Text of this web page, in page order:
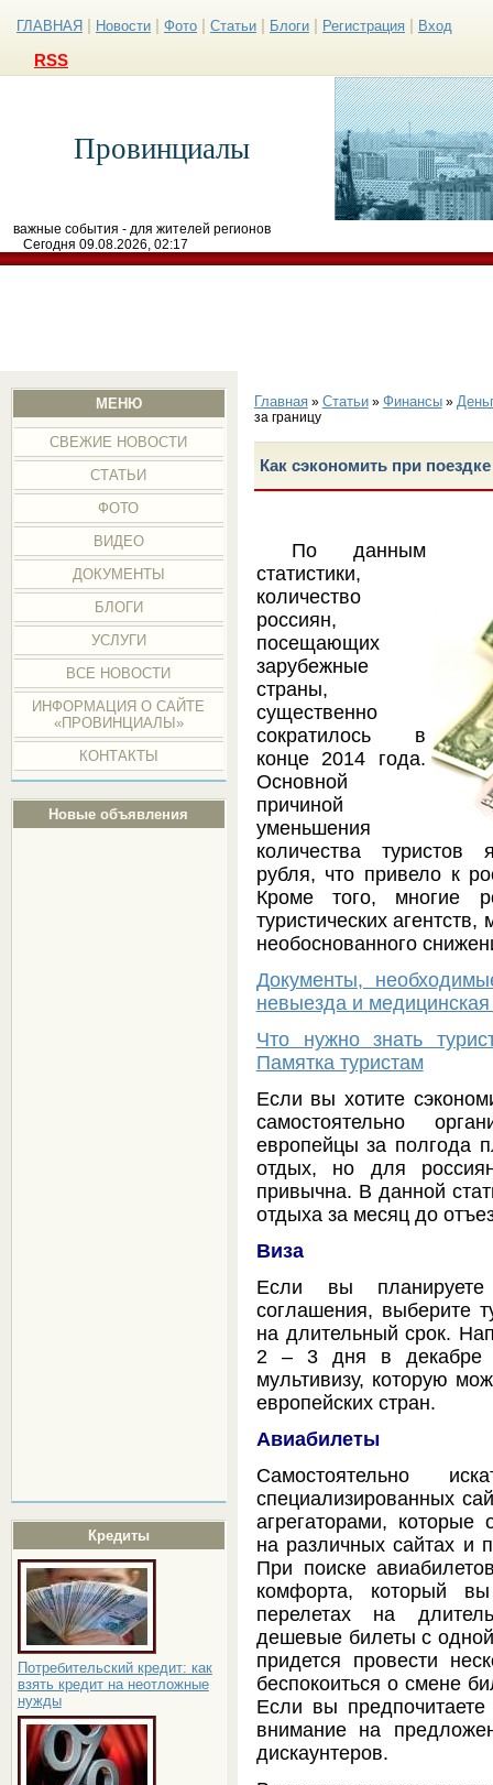
ГЛАВНАЯ Новости Фото Статьи Блоги Регистрация Вход
RSS
Провинциалы
важные события - для жителей регионов
Сегодня 09.08.2026, 02:17
МЕНЮ
СВЕЖИЕ НОВОСТИ
СТАТЬИ
ФОТО
ВИДЕО
ДОКУМЕНТЫ
БЛОГИ
УСЛУГИ
ВСЕ НОВОСТИ
ИНФОРМАЦИЯ О САЙТЕ
«ПРОВИНЦИАЛЫ»
КОНТАКТЫ
Новые объявления
Кредиты
Потребительский кредит: как
взять кредит на неотложные
нужды
Главная» Статьи» Финансы»
за границу
Как сэкономить при поездке
По данным
статистики,
количество
россиян,
посещающих
зарубежные
страны,
существенно
сократилось в
конце 2014 года.
Основной
причиной
уменьшения
количества туристов
рубля, что привело к
Кроме того, многие
туристических
необоснованного
Документы,
невыезда и медицинская
Что нужно знать
Памятка туристам
Если вы хотите
самостоятельно
европейцы за полгода
отдых, но для
привычна. В данной
отдыха за месяц до
Виза
Если вы планируете
соглашения, выберите
на длительный срок.
2 – 3 дня в декабре
мультивизу, которую
европейских стран.
Авиабилеты
Самостоятельно
специализированных
агрегаторами, которые
на различных сайтах и
При поиске
комфорта, который
перелетах на
дешевые билеты с
придется провести
беспокоиться о смене
Если вы
внимание на
дискаунтеров.